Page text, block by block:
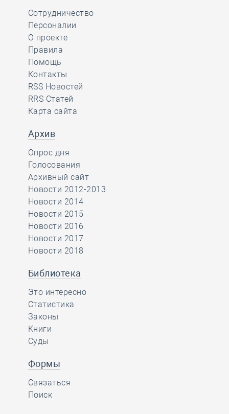
Сотрудничество
Персоналии
О проекте
Правила
Помощь
Контакты
RSS Новостей
RRS Статей
Карта сайта
Архив
Опрос дня
Голосования
Архивный сайт
Новости 2012-2013
Новости 2014
Новости 2015
Новости 2016
Новости 2017
Новости 2018
Библиотека
Это интересно
Статистика
Законы
Книги
Суды
Формы
Связаться
Поиск